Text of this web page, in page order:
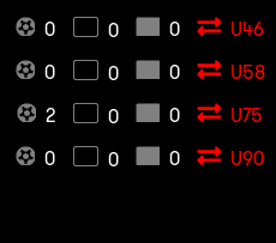
0 0 0
U46
0 0 0
U58
2 0 0
U75
0 0 0 U90